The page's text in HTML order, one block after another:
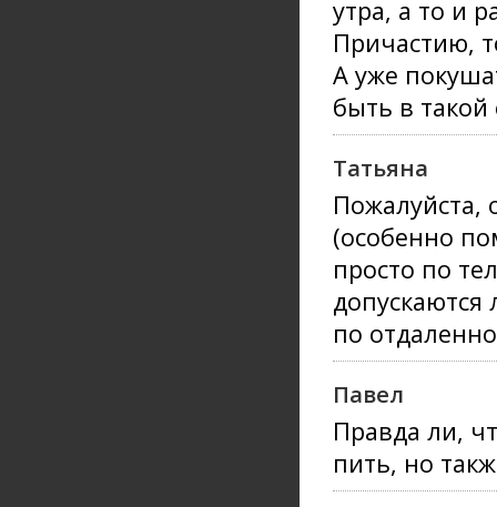
утра, а то и
Причастию,
А уже
быть в такой
Татьяна
Пожалуйста,
(особенно
просто по
допускаются
по
Павел
Правда ли,
пить, но